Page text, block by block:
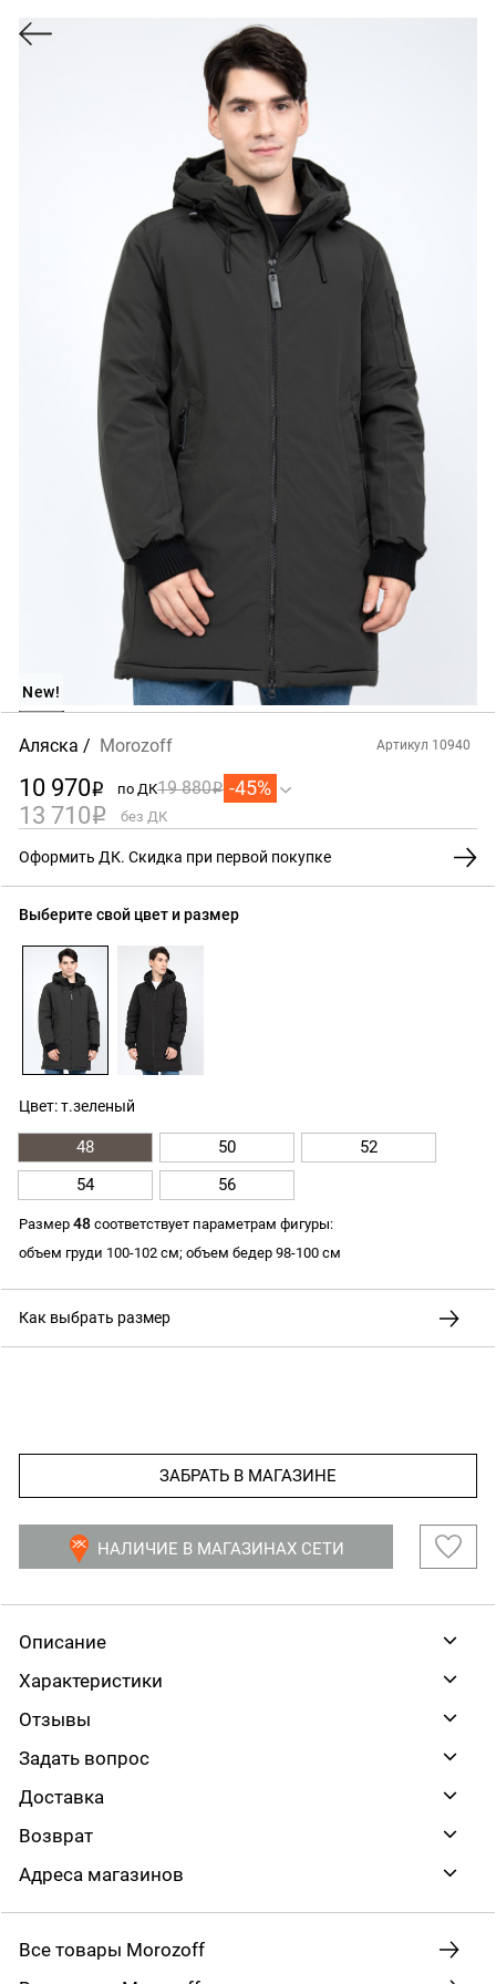
New!
Аляска Morozoff Артикул 10940
10 970i по ДК19 880i -45%
13 710i без ДК
Оформить ДК. Скидка при первой покупке
Выберите свой цвет и размер
Цвет: т.зеленый
48 50
52
54
56
Размер 48 соответствует параметрам фигуры:
объем груди 100-102 см; объем бедер 98-100 см
Как выбрать размер
ЗАБРАТЬ В МАГАЗИНЕ
НАЛИЧИЕ В МАГАЗИНАХ СЕТИ
Описание
Характеристики
Отзывы
Задать вопрос
Доставка
Возврат
Адреса магазинов
Все товары Morozoff